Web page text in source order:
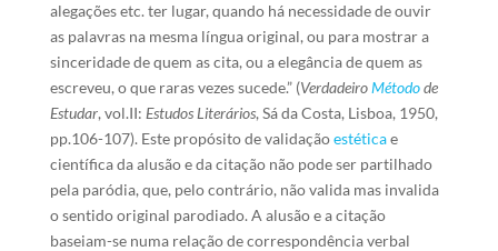
alegações etc. ter lugar, quando há necessidade de ouvir
as palavras na mesma língua original, ou para mostrar a
sinceridade de quem as cita, ou a elegância de quem as
escreveu, o que raras vezes sucede.” (VerdadeiroMétodode
Estudar, vol.II: Estudos Literários, Sá da Costa, Lisboa, 1950,
pp.106-107). Este propósito de validaçãoestéticae
científica da alusão e da citação não pode ser partilhado
pela paródia, que, pelo contrário, não valida mas invalida
o sentido original parodiado. A alusão e a citação
baseiam-se numa relação de correspondência verbal